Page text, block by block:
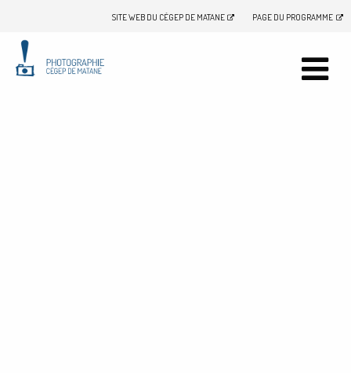
SITE WEB DU CÉGEP DE MATANE PAGE DU PROGRAMME